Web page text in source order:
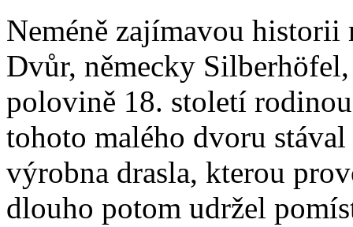
Neméně zajímavou
Dvůr, německy
polovině 18. století
tohoto malého dvoru
výrobna drasla, kterou
dlouho potom udržel